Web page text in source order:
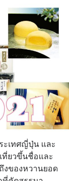
ะเทศญี่ปุ่น และ
ที่ยวขึ้นชื่อและ
งของหวานยอด